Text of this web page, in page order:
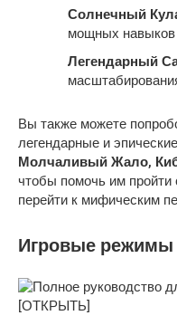
Солнечный
мощных навыков
Легендарный
Вы также можете
легендарные и
Молчаливый Жало,
чтобы помочь им
перейти к мифическим
Игровые режимы